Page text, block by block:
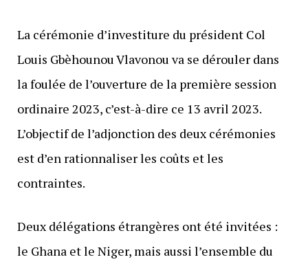
La cérémonie d’investiture du président Col
Louis Gbèhounou Vlavonou va se dérouler dans
la foulée de l’ouverture de la première session
ordinaire 2023, c’est-à-dire ce 13 avril 2023.
L’objectif de l’adjonction des deux cérémonies
est d’en rationnaliser les coûts et les
contraintes.
Deux délégations étrangères ont été invitées :
le Ghana et le Niger, mais aussi l’ensemble du